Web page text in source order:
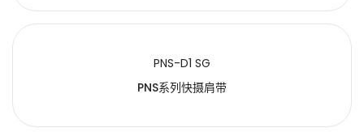
PNS-D1 SG
PNS系列快摄肩带